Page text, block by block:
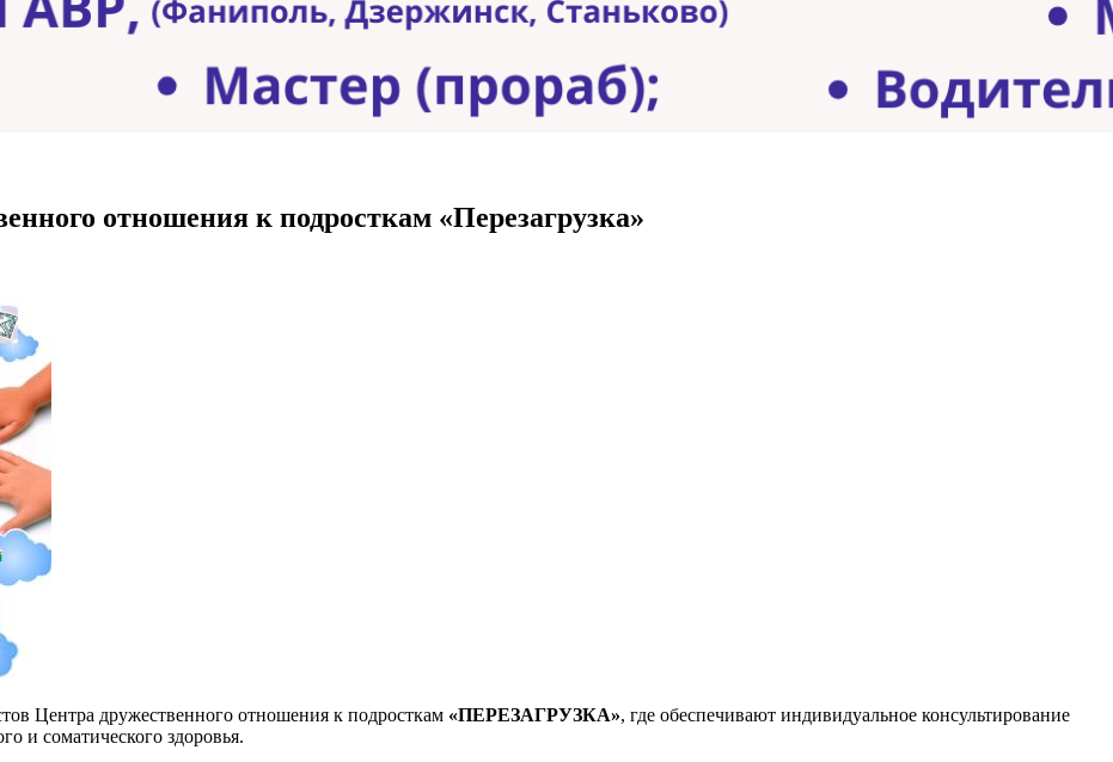
отношения к подросткам «Перезагрузка»
Центра дружественного отношения к подросткам «ПЕРЕЗАГРУЗКА», где обеспечивают индивидуальное консультирование
и соматического здоровья.